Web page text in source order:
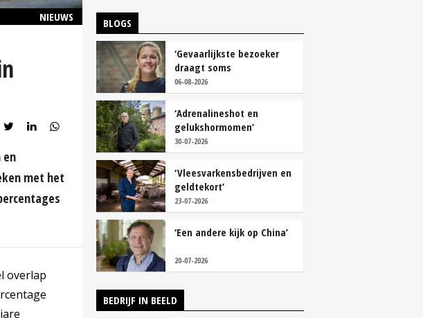
NIEUWS
en
met het
overlap
BLOGS
‘Gevaarlijkste bezoeker
draagt soms
overschoenen’
06-08-2026
‘Adrenalineshot en
gelukshormomen’
30-07-2026
‘Vleesvarkensbedrijven en
geldtekort’
23-07-2026
‘Een andere kijk op China’
20-07-2026
BEDRIJF IN BEELD